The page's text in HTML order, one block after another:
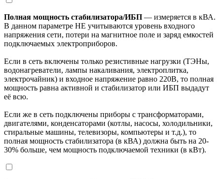
Полная мощность стабилизатора/ИБП — измеряется в кВА.
В данном параметре НЕ учитываются уровень входного
напряжения сети, потери на магнитное поле и заряд емкостей
подключаемых электроприборов.
Если в сеть включены только резистивные нагрузки (ТЭНы,
водонагреватели, лампы накаливания, электроплитка,
электрочайник) и входное напряжение равно 220В, то полная
мощность равна активной и стабилизатор или ИБП выдадут
её всю.
Если же в сеть подключены приборы с трансформаторами,
двигателями, конденсаторами (котлы, насосы, холодильники,
стиральные машины, телевизоры, компьютеры и т.д.), то
полная мощность стабилизатора (в кВА) должна быть на 20-
30% больше, чем мощность подключаемой техники (в кВт).